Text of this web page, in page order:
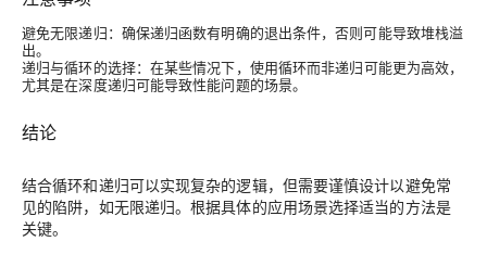
避免无限递归：确保递归函数有明确的退出条件，否则可能导致堆栈溢
出。
递归与循环的选择：在某些情况下，使用循环而非递归可能更为高效，
尤其是在深度递归可能导致性能问题的场景。
结论
结合循环和递归可以实现复杂的逻辑，但需要谨慎设计以避免常
见的陷阱，如无限递归。根据具体的应用场景选择适当的方法是
关键。